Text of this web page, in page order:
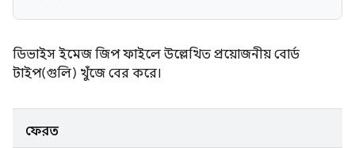
ডিভাইস ইমেজ জিপ ফাইলে উল্লেখিত প্রয়োজনীয় বোর্ড
টাইপ(গুলি) খুঁজে বের করে।
ফেরত